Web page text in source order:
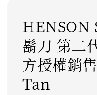
HENSON
鬍刀 第二
方授權銷
Tan